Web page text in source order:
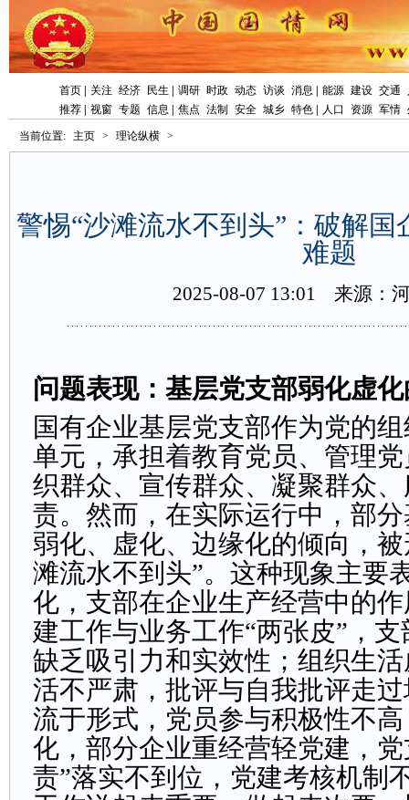
首页 关注 经济 民生 调研 时政 动态 访谈 消息 能源 建设 交通
推荐
视窗 专题 信息 焦点 法制 安全 城乡 特色 人口 资源 军情
当前位置: 主页 > 理论纵横 >
警惕“沙滩流水不到头”：破解
难题
2025-08-0713:01 来源：
问题表现：基层党支部弱化虚
国有企业基层党支部作为党的
单元，承担着教育党员、管理
织群众、宣传群众、凝聚群众
责。然而，在实际运行中，部
弱化、虚化、边缘化的倾向，
滩流水不到头”。这种现象主要
化，支部在企业生产经营中的
建工作与业务工作“两张皮”，
缺乏吸引力和实效性；组织生
活不严肃，批评与自我批评走
流于形式，党员参与积极性不
化，部分企业重经营轻党建，
责”落实不到位，党建考核机制